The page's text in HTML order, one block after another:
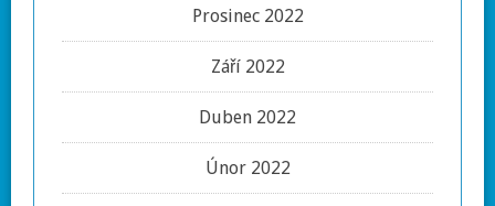
Prosinec 2022
Září 2022
Duben 2022
Únor 2022